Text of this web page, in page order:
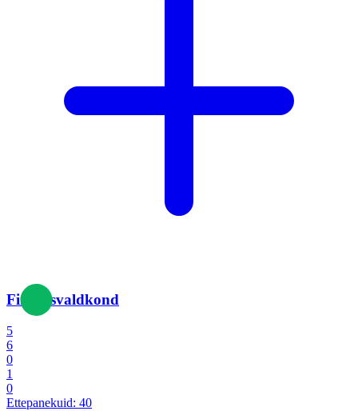
Finantsvaldkond
5
6
0
1
0
Ettepanekuid: 40